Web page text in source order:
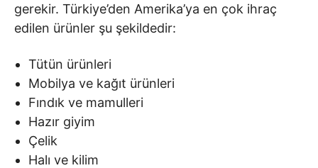
gerekir. Türkiye’den Amerika’ya en çok ihraç
edilen ürünler şu şekildedir:
Tütün ürünleri
Mobilya ve kağıt ürünleri
Fındık ve mamulleri
Hazır giyim
Çelik
Halı ve kilim